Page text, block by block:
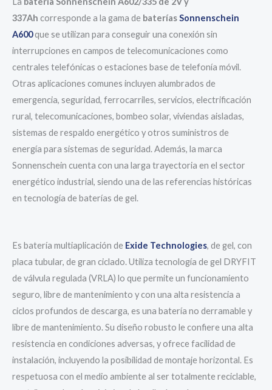
337Ah corresponde a la gama de bateríasSonnenschein
A600que se utilizan para conseguir una conexión sin
interrupciones en campos de telecomunicaciones como
centrales telefónicas o estaciones base de telefonía móvil.
Otras aplicaciones comunes incluyen alumbrados de
emergencia, seguridad, ferrocarriles, servicios, electrificación
rural, telecomunicaciones, bombeo solar, viviendas aisladas,
sistemas de respaldo energético y otros suministros de
energía para sistemas de seguridad. Además, la marca
Sonnenschein cuenta con una larga trayectoria en el sector
energético industrial, siendo una de las referencias históricas
en tecnología de baterías de gel.
Es batería multiaplicación de Exide Technologies, de gel, con
placa tubular, de gran ciclado. Utiliza tecnología de gel DRYFIT
de válvula regulada (VRLA) lo que permite un funcionamiento
seguro, libre de mantenimiento y con una alta resistencia a
ciclos profundos de descarga, es una batería no derramable y
libre de mantenimiento. Su diseño robusto le confiere una alta
resistencia en condiciones adversas, y ofrece facilidad de
instalación, incluyendo la posibilidad de montaje horizontal. Es
respetuosa con el medio ambiente al ser totalmente reciclable,